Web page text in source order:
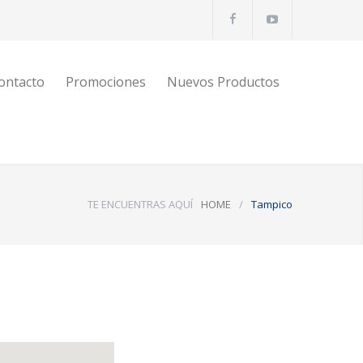
Promociones Nuevos Productos
TE ENCUENTRAS AQUÍ HOME / Tampico